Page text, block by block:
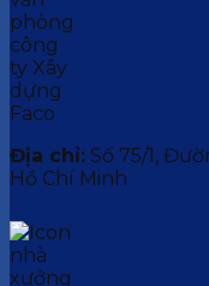
Địa chỉ: Số 75/1,
Hồ Chí Minh